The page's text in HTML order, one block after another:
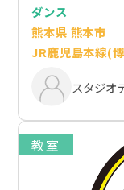
ダンス
熊本県 熊本市
JR鹿児島本線(
スタジオ
教室